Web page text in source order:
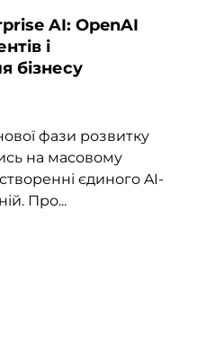
AI: OpenAI
і
бізнесу
фази розвитку
на масовому
єдиного AI-
Про...